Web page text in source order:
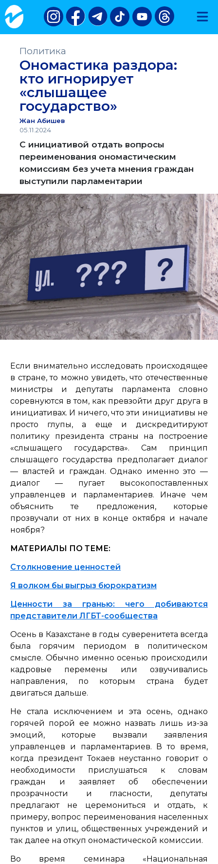
Политика
Ономастика раздора:
кто игнорирует
«слышащее
государство»
Жан Абишев
05.11.2024
С инициативой отдать вопросы
переименования ономастическим
комиссиям без учета мнения граждан
выступили парламентарии
Если внимательно исследовать происходящее
в стране, то можно увидеть, что отечественные
министры и депутаты парламента словно
соревнуются в том, как превзойти друг друга в
инициативах. И ничего, что эти инициативы не
просто глупы, а еще и дискредитируют
политику президента страны на построение
«слышащего государства». Сам принцип
слышащего государства предполагает диалог
— властей и граждан. Однако именно это —
диалог — пугает высокопоставленных
управленцев и парламентариев. Иначе чем
объяснить те предложения, которые
прозвучали от них в конце октября и начале
ноября?
МАТЕРИАЛЫ ПО ТЕМЕ:
Столкновение ценностей
Я волком бы выгрыз бюрократизм
Ценности за гранью: чего добиваются
представители ЛГБТ-сообщества
Осень в Казахстане в годы суверенитета всегда
была горячим периодом в политическом
смысле. Обычно именно осенью происходили
кадровые перемены или озвучивались
направления, по которым страна будет
двигаться дальше.
Не стала исключением и эта осень, однако
горячей порой ее можно назвать лишь из-за
эмоций, которые вызвали заявления
управленцев и парламентариев. В то время,
когда президент Токаев неустанно говорит о
необходимости прислушаться к словам
граждан и заявляет об обеспечении
прозрачности и гласности, депутаты
предлагают не церемониться и отдать, к
примеру, вопрос переименования населенных
пунктов и улиц, общественных учреждений и
так далее на откуп ономастической комиссии.
Во время семинара «Национальная